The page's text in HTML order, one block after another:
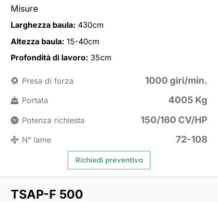
Misure
Larghezza baula: 430cm
Altezza baula: 15-40cm
Profondità di lavoro: 35cm
Presa di forza 1000 giri/min.
Portata 4005 Kg
Potenza richiesta 150/160 CV/HP
N° lame 72-108
Richiedi preventivo
TSAP-F 500